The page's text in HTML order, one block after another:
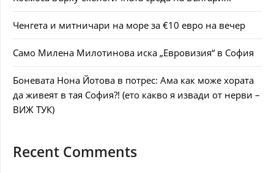
Ченгета и митничари на море за €10 евро на вечер
Само Милена Милотинова иска „Евровизия“ в София
Боневата Нона Йотова в потрес: Ама как може хората
да живеят в тая София?! (ето какво я извади от нерви –
ВИЖ ТУК)
Recent Comments